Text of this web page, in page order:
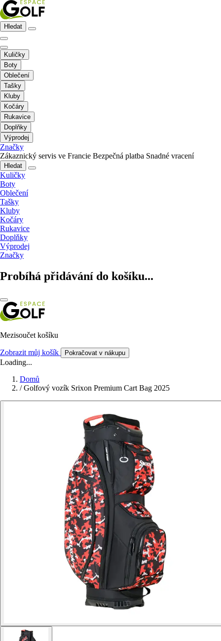
Hledat
Kuličky
Boty
Oblečení
Tašky
Kluby
Kočáry
Rukavice
Doplňky
Výprodej
Značky
Zákaznický servis ve Francie Bezpečná platba Snadné vracení
Hledat
Kuličky
Boty
Oblečení
Tašky
Kluby
Kočáry
Rukavice
Doplňky
Výprodej
Značky
Probíhá přidávání do košíku...
Mezisoučet košíku
Zobrazit můj košík Pokračovat v nákupu
Loading...
Domů
/ Golfový vozík Srixon Premium Cart Bag 2025